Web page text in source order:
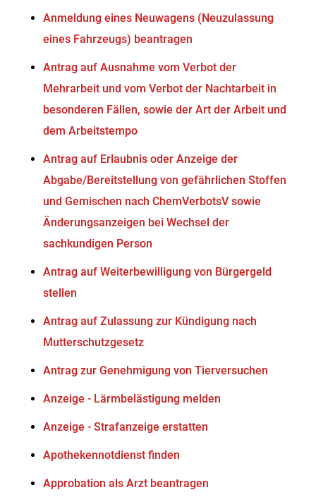
Anmeldung eines Neuwagens (Neuzulassung
eines Fahrzeugs) beantragen
Antrag auf Ausnahme vom Verbot der
Mehrarbeit und vom Verbot der Nachtarbeit in
besonderen Fällen, sowie der Art der Arbeit und
dem Arbeitstempo
Antrag auf Erlaubnis oder Anzeige der
Abgabe/Bereitstellung von gefährlichen Stoffen
und Gemischen nach ChemVerbotsV sowie
Änderungsanzeigen bei Wechsel der
sachkundigen Person
Antrag auf Weiterbewilligung von Bürgergeld
stellen
Antrag auf Zulassung zur Kündigung nach
Mutterschutzgesetz
Antrag zur Genehmigung von Tierversuchen
Anzeige - Lärmbelästigung melden
Anzeige - Strafanzeige erstatten
Apothekennotdienst finden
Approbation als Arzt beantragen